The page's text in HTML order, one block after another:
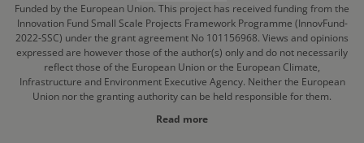
Funded by the European Union. This project has received funding from the
Innovation Fund Small Scale Projects Framework Programme (InnovFund-
2022-SSC) under the grant agreement No 101156968. Views and opinions
expressed are however those of the author(s) only and do not necessarily
reflect those of the European Union or the European Climate,
Infrastructure and Environment Executive Agency. Neither the European
Union nor the granting authority can be held responsible for them.
Read more